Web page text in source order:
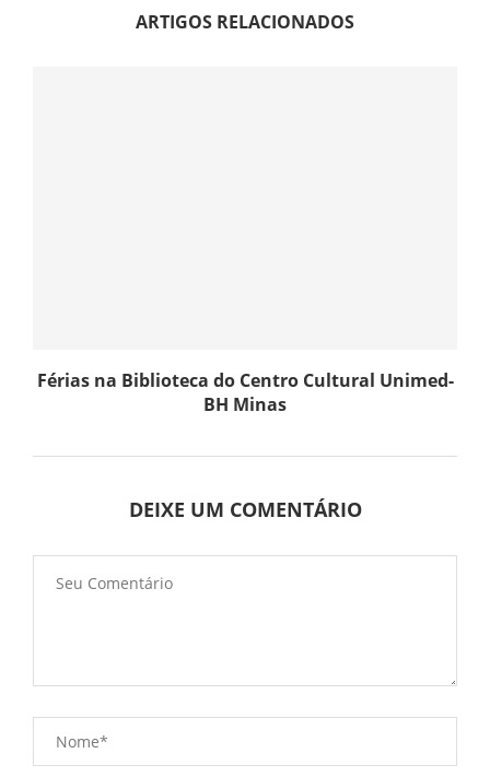
ARTIGOS RELACIONADOS
Férias na Biblioteca do Centro Cultural Unimed-
BH Minas
DEIXE UM COMENTÁRIO